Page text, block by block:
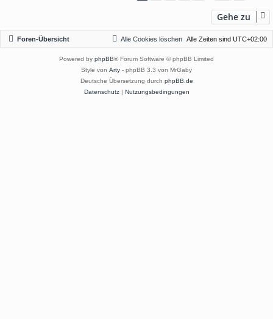
Gehe zu
Foren-Übersicht Alle Zeiten sind UTC+02:00
Alle Cookies löschen
Powered by phpBB® Forum Software © phpBB Limited
Style von Arty - phpBB 3.3 von MrGaby
Deutsche Übersetzung durch phpBB.de
Datenschutz| Nutzungsbedingungen